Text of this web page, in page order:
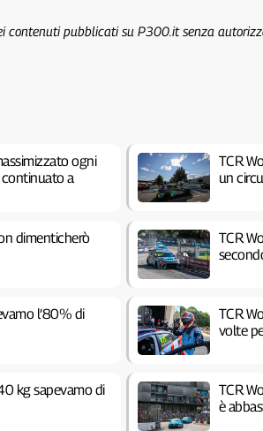
contenuti pubblicati su P300.it senza
ogni
a
TCR
un
dimenticherò
TCR
l’80% di
TCR
volte
kg sapevamo di
TCR
è